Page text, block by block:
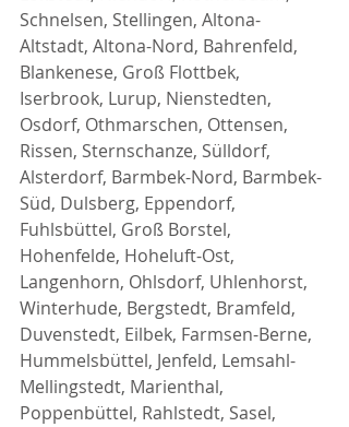
Schnelsen, Stellingen, Altona-
Altstadt, Altona-Nord, Bahrenfeld,
Blankenese, Groß Flottbek,
Iserbrook, Lurup, Nienstedten,
Osdorf, Othmarschen, Ottensen,
Rissen, Sternschanze, Sülldorf,
Alsterdorf, Barmbek-Nord, Barmbek-
Süd, Dulsberg, Eppendorf,
Fuhlsbüttel, Groß Borstel,
Hohenfelde, Hoheluft-Ost,
Langenhorn, Ohlsdorf, Uhlenhorst,
Winterhude, Bergstedt, Bramfeld,
Duvenstedt, Eilbek, Farmsen-Berne,
Hummelsbüttel, Jenfeld, Lemsahl-
Mellingstedt, Marienthal,
Poppenbüttel, Rahlstedt, Sasel,